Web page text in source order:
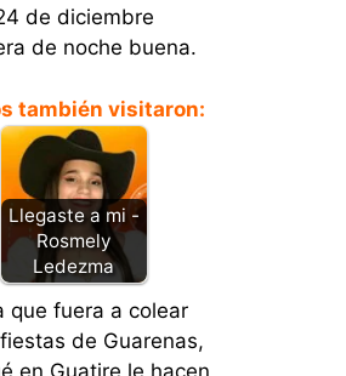
de diciembre
de noche buena.
también visitaron:
Llegaste a mi -
Rosmely
Ledezma
que fuera a colear
de Guarenas,
en Guatire le hacen